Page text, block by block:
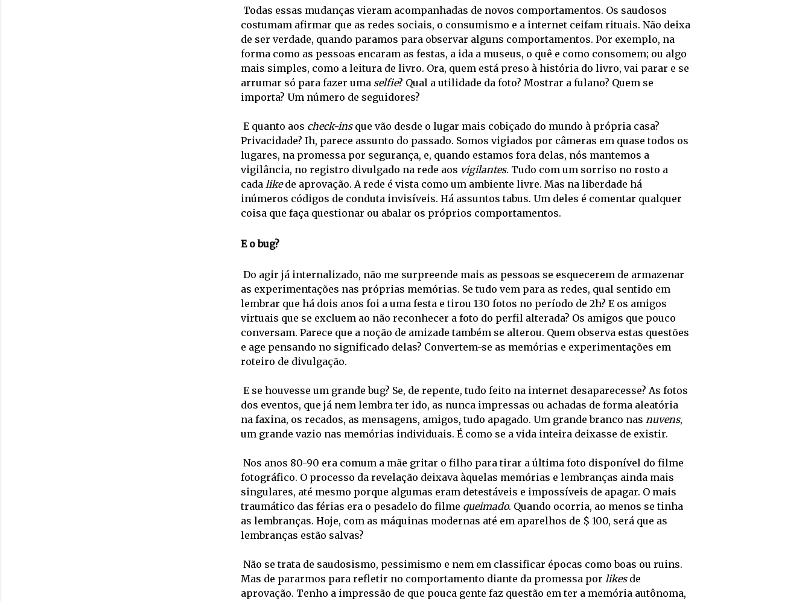
Todas essas mudanças vieram acompanhadas de novos comportamentos. Os saudosos
costumam afirmar que as redes sociais, o consumismo e a internet ceifam rituais. Não deixa
de ser verdade, quando paramos para observar alguns comportamentos. Por exemplo, na
forma como as pessoas encaram as festas, a ida a museus, o quê e como consomem; ou algo
mais simples, como a leitura de livro. Ora, quem está preso à história do livro, vai parar e se
arrumar só para fazer uma selfie? Qual a utilidade da foto? Mostrar a fulano? Quem se
importa? Um número de seguidores?
E quanto aos check-ins que vão desde o lugar mais cobiçado do mundo à própria casa?
Privacidade? Ih, parece assunto do passado. Somos vigiados por câmeras em quase todos os
lugares, na promessa por segurança, e, quando estamos fora delas, nós mantemos a
vigilância, no registro divulgado na rede aos vigilantes. Tudo com um sorriso no rosto a
cada like de aprovação. A rede é vista como um ambiente livre. Mas na liberdade há
inúmeros códigos de conduta invisíveis. Há assuntos tabus. Um deles é comentar qualquer
coisa que faça questionar ou abalar os próprios comportamentos.
E o bug?
Do agir já internalizado, não me surpreende mais as pessoas se esquecerem de armazenar
as experimentações nas próprias memórias. Se tudo vem para as redes, qual sentido em
lembrar que há dois anos foi a uma festa e tirou 130 fotos no período de 2h? E os amigos
virtuais que se excluem ao não reconhecer a foto do perfil alterada? Os amigos que pouco
conversam. Parece que a noção de amizade também se alterou. Quem observa estas questões
e age pensando no significado delas? Convertem-se as memórias e experimentações em
roteiro de divulgação.
E se houvesse um grande bug? Se, de repente, tudo feito na internet desaparecesse? As fotos
dos eventos, que já nem lembra ter ido, as nunca impressas ou achadas de forma aleatória
na faxina, os recados, as mensagens, amigos, tudo apagado. Um grande branco nas nuvens,
um grande vazio nas memórias individuais. É como se a vida inteira deixasse de existir.
Nos anos 80-90 era comum a mãe gritar o filho para tirar a última foto disponível do filme
fotográfico. O processo da revelação deixava àquelas memórias e lembranças ainda mais
singulares, até mesmo porque algumas eram detestáveis e impossíveis de apagar. O mais
traumático das férias era o pesadelo do filme queimado. Quando ocorria, ao menos se tinha
as lembranças. Hoje, com as máquinas modernas até em aparelhos de $ 100, será que as
lembranças estão salvas?
Não se trata de saudosismo, pessimismo e nem em classificar épocas como boas ou ruins.
Mas de pararmos para refletir no comportamento diante da promessa por likes de
aprovação. Tenho a impressão de que pouca gente faz questão em ter a memória autônoma,